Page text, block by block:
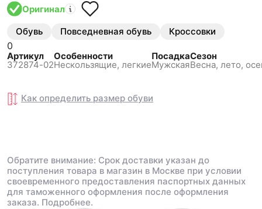
Оригинал
Обувь Повседневная обувь Кроссовки
0
Артикул
372874-02
Особенности
Нескользящиe, легкие
Посадка
Мужская
Сезон
Весна, лето,
Как определить размер обуви
Обратите внимание: Срок доставки указан до
поступления товара в магазин в Москве при условии
своевременного предоставления паспортных данных
для таможенного оформления после оформления
заказа. Подробнее.